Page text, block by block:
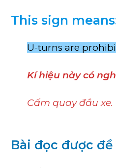
This sign
U-turns are
Kí hiệu này có
Cấm quay đầu xe.
Bài đọc được